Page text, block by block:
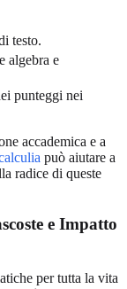
testo.
algebra e
punteggi nei
accademica e a
può aiutare a
radice di queste
e Impatto
per tutta la vita